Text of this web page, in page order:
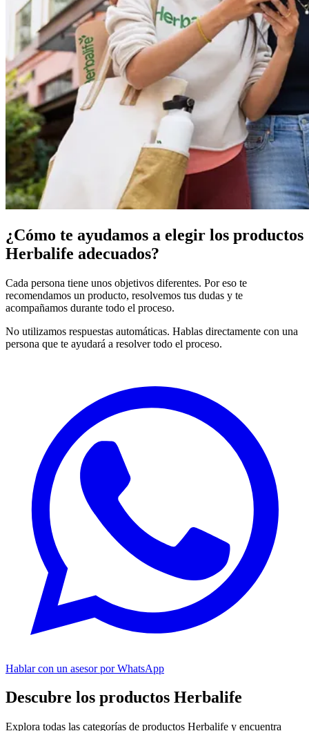
¿Cómo te ayudamos a elegir los productos
Herbalife adecuados?
Cada persona tiene unos objetivos diferentes. Por eso te
recomendamos un producto, resolvemos tus dudas y te
acompañamos durante todo el proceso.
No utilizamos respuestas automáticas. Hablas directamente con una
persona que te ayudará a resolver todo el proceso.
Hablar con un asesor por WhatsApp
Descubre los productos Herbalife
Explora todas las categorías de productos Herbalife y encuentra